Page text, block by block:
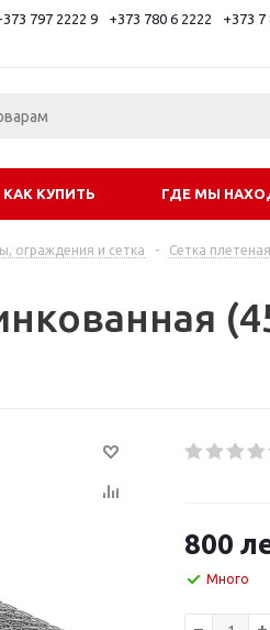
797 2222 9 +373 780 6 2222 +373 7
КАК КУПИТЬ ГДЕ МЫ
ограждения и сетка - Сетка
800
Много